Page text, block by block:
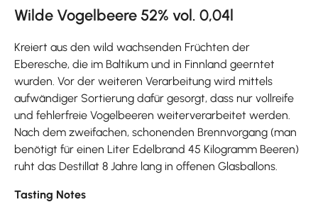
Wilde Vogelbeere 52% vol. 0,04l
Kreiert aus den wild wachsenden Früchten der
Eberesche, die im Baltikum und in Finnland geerntet
wurden. Vor der weiteren Verarbeitung wird mittels
aufwändiger Sortierung dafür gesorgt, dass nur vollreife
und fehlerfreie Vogelbeeren weiterverarbeitet werden.
Nach dem zweifachen, schonenden Brennvorgang (man
benötigt für einen Liter Edelbrand 45 Kilogramm Beeren)
ruht das Destillat 8 Jahre lang in offenen Glasballons.
Tasting Notes